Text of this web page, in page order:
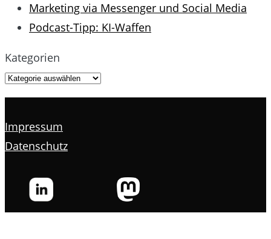
Marketing via Messenger und Social Media
Podcast-Tipp: KI-Waffen
Kategorien
Impressum
Datenschutz